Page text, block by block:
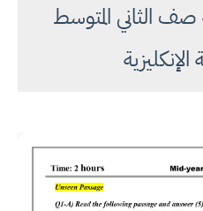
الثاني المتوسط